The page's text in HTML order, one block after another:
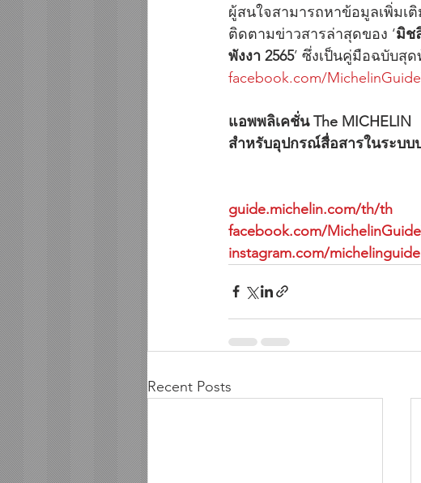
ผู้สนใจสามารถหาข้อมูลเพิ่มเ
ติดตามข่าวสารล่าสุดของ ‘มิช
พังงา 2565’ ซึ่งเป็นคู่มือฉบับสุ
facebook.com/
แอพพลิเคชั่น The
สำหรับอุปกรณ์สื่อสารในระบบ
guide.michelin.com/th/th
facebook.com/
instagram.com/michelinguide
Recent Posts